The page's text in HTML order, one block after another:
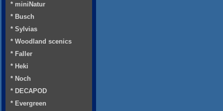
* miniNatur
* Busch
* Sylvias
* Woodland scenics
* Faller
* Heki
* Noch
* DECAPOD
* Evergreen